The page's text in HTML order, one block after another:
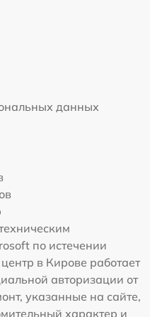
данных
по истечении
в Кирове работает
авторизации от
указанные на сайте,
характер и